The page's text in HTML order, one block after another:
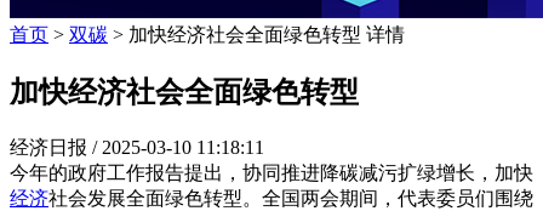
首页 > 双碳 > 加快经济社会全面绿色转型 详情
加快经济社会全面绿色转型
经济日报 / 2025-03-10 11:18:11
今年的政府工作报告提出，协同推进降碳减污扩绿增长，加快
经济社会发展全面绿色转型。全国两会期间，代表委员们围绕